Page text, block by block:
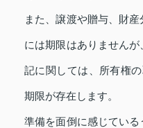
また、譲渡や贈与、財
には期限はありません
記に関しては、所有権
期限が存在します。
準備を面倒に感じてい